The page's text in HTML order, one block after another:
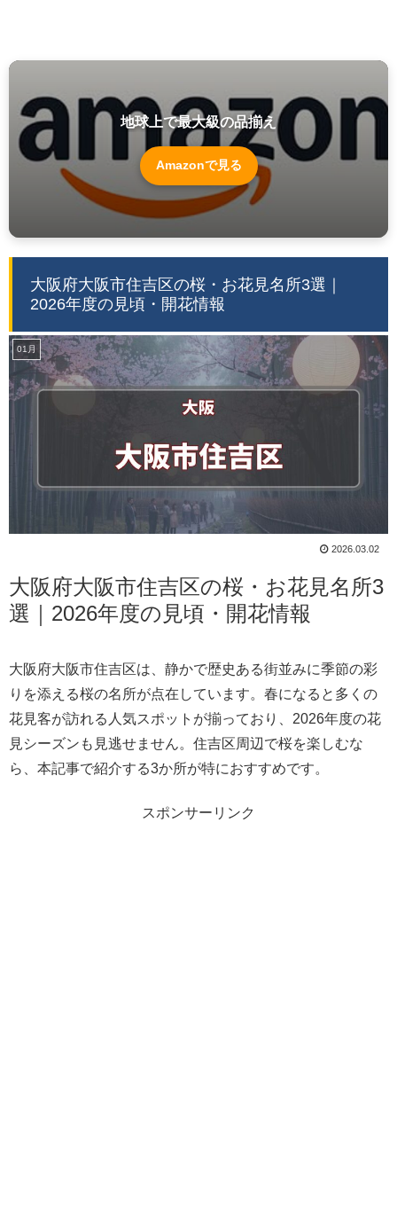
地球上で最大級の品揃え
Amazonで見る
大阪府大阪市住吉区の桜・お花見名所3選｜
2026年度の見頃・開花情報
01月
2026.03.02
大阪府大阪市住吉区の桜・お花見名所3
選｜2026年度の見頃・開花情報
大阪府大阪市住吉区は、静かで歴史ある街並みに季節の彩
りを添える桜の名所が点在しています。春になると多くの
花見客が訪れる人気スポットが揃っており、2026年度の花
見シーズンも見逃せません。住吉区周辺で桜を楽しむな
ら、本記事で紹介する3か所が特におすすめです。
スポンサーリンク